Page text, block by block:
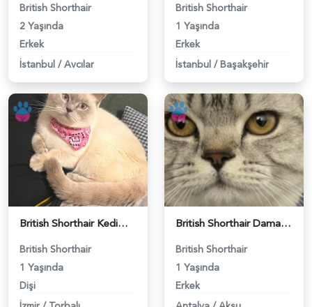
British Shorthair
2 Yaşında
Erkek
İstanbul / Avcılar
British Shorthair
1 Yaşında
Erkek
İstanbul / Başakşehir
British Shorthair Kedime Eş Arıyorum - 118984649
British Shorthair
1 Yaşında
Dişi
British Shorthair Damadımıza Gelin Arıyoruz - 118984627
British Shorthair
1 Yaşında
Erkek